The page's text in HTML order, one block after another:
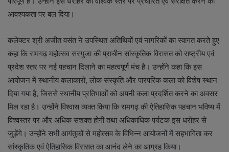
आवश्यकता पर बल दिया।
कलेक्टर श्री अजीत वसंत ने उपस्थित अतिथियों एवं नागरिकों का स्वागत करते हुए
कहा कि रामगढ़ महोत्सव सरगुजा की प्राचीन सांस्कृतिक विरासत को राष्ट्रीय एवं
प्रदेश स्तर पर नई पहचान दिलाने का महत्वपूर्ण मंच है। उन्होंने कहा कि इस
आयोजन में स्थानीय कलाकारों, लोक संस्कृति और पारंपरिक कला को विशेष स्थान
दिया गया है, जिससे स्थानीय प्रतिभाओं को अपनी कला प्रदर्शित करने का अवसर
मिल रहा है। उन्होंने विश्वास व्यक्त किया कि रामगढ़ की ऐतिहासिक पहचान भविष्य में
विश्वस्तर पर और अधिक सशक्त होगी तथा अधिकाधिक पर्यटक इस धरोहर से
जुड़ेंगे। उन्होंने सभी आगंतुकों से महोत्सव के विभिन्न आयोजनों में सहभागिता कर
सांस्कृतिक एवं ऐतिहासिक विरासत का आनंद लेने का आग्रह किया।